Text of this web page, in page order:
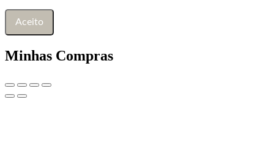
Aceito
Minhas Compras